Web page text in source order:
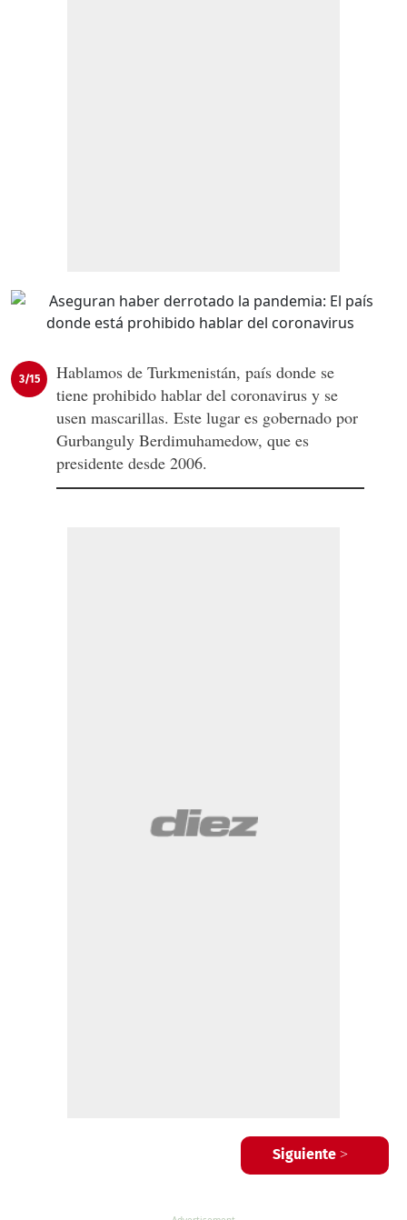
3/15
Hablamos de Turkmenistán, país donde se
tiene prohibido hablar del coronavirus y se
usen mascarillas. Este lugar es gobernado por
Gurbanguly Berdimuhamedow, que es
presidente desde 2006.
Siguiente >